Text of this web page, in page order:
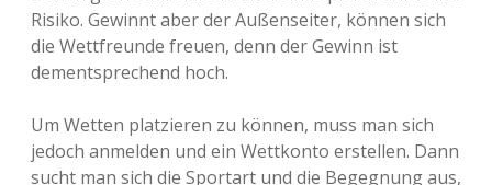
Risiko. Gewinnt aber der Außenseiter, können sich
die Wettfreunde freuen, denn der Gewinn ist
dementsprechend hoch.
Um Wetten platzieren zu können, muss man sich
jedoch anmelden und ein Wettkonto erstellen. Dann
sucht man sich die Sportart und die Begegnung aus,